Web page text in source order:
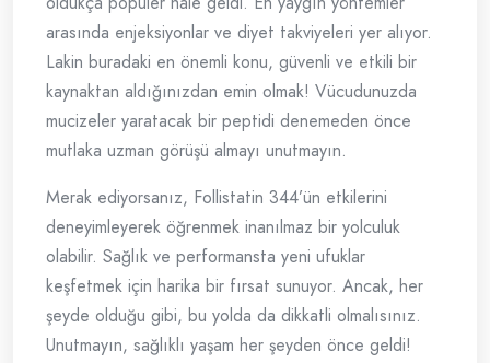
arasında enjeksiyonlar ve diyet takviyeleri yer alıyor.
Lakin buradaki en önemli konu, güvenli ve etkili bir
kaynaktan aldığınızdan emin olmak! Vücudunuzda
mucizeler yaratacak bir peptidi denemeden önce
mutlaka uzman görüşü almayı unutmayın.
Merak ediyorsanız, Follistatin 344’ün etkilerini
deneyimleyerek öğrenmek inanılmaz bir yolculuk
olabilir. Sağlık ve performansta yeni ufuklar
keşfetmek için harika bir fırsat sunuyor. Ancak, her
şeyde olduğu gibi, bu yolda da dikkatli olmalısınız.
Unutmayın, sağlıklı yaşam her şeyden önce geldi!